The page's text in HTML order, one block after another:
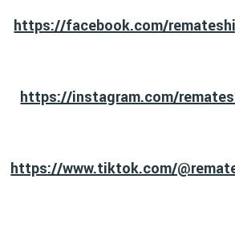
https://facebook.com/
https://instagram.com/
https://www.tiktok.com/